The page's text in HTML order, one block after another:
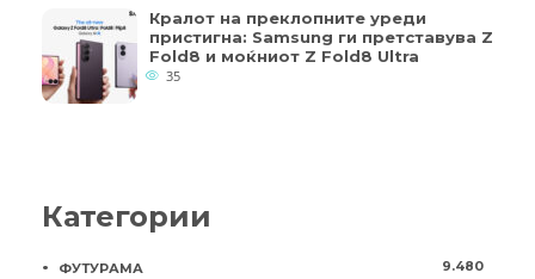
Кралот на преклопните уреди
пристигна: Samsung ги претставува Z
Fold8 и моќниот Z Fold8 Ultra
35
Категории
ФУТУРАМА 9.480